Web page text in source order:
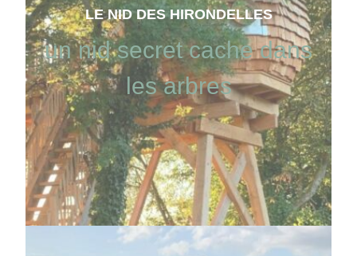
LE NID DES HIRONDELLES
un nid secret cache dans
les arbres